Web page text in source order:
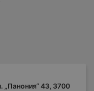
„Панония“ 43, 3700